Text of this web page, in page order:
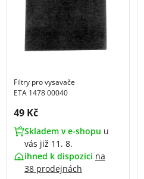
Filtry pro vysavače
ETA 1478 00040
Cena s DPH:
49 Kč
Skladem v e-shopu u
vás již 11. 8.
ihned k dispozici na
38 prodejnách